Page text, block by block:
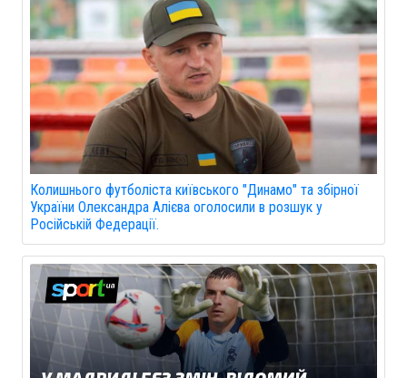
Колишнього футболіста київського "Динамо" та збірної
України Олександра Алієва оголосили в розшук у
Російській Федерації.